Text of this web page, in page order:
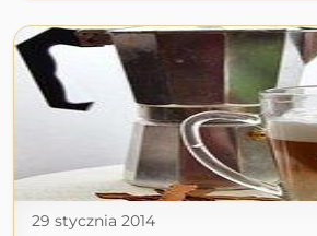
29 stycznia 2014